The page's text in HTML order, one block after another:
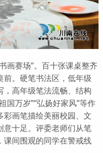
赛场”。百十张课桌整齐
。硬笔书法区，低年级
高年级笔法流畅、结构
国万岁”“弘扬好家风”等作
画笔描绘美丽校园、文
意十足。评委老师们从笔
课间围观的同学在警戒线